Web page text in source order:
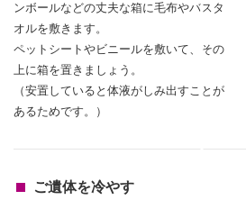
ンボールなどの丈夫な箱に毛布やバスタ
オルを敷きます。
ペットシートやビニールを敷いて、その
上に箱を置きましょう。
（安置していると体液がしみ出すことが
あるためです。）
ご遺体を冷やす